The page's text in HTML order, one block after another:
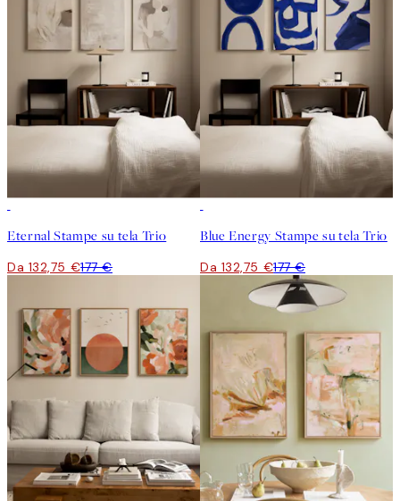
Eternal Stampe su tela Trio
Da 132,75 €177 €
Blue Energy Stampe su tela Trio
Da 132,75 €177 €